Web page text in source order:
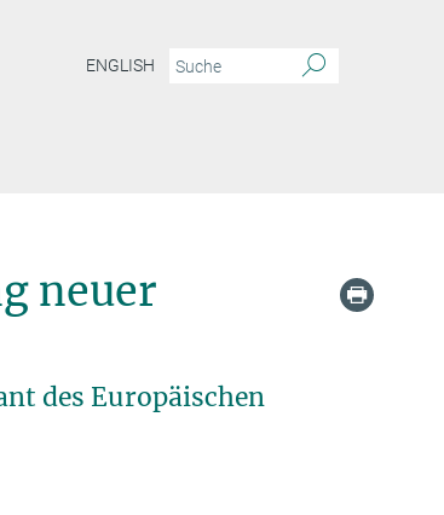
ENGLISH
neuer
des Europäischen